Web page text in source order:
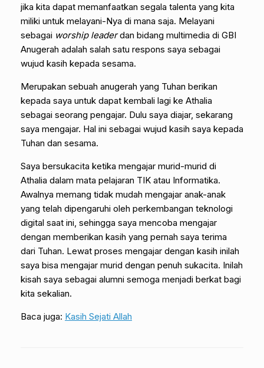
jika kita dapat memanfaatkan segala talenta yang kita
miliki untuk melayani-Nya di mana saja. Melayani
sebagai worship leaderdan bidang multimedia di GBI
Anugerah adalah salah satu respons saya sebagai
wujud kasih kepada sesama.
Merupakan sebuah anugerah yang Tuhan berikan
kepada saya untuk dapat kembali lagi ke Athalia
sebagai seorang pengajar. Dulu saya diajar, sekarang
saya mengajar. Hal ini sebagai wujud kasih saya kepada
Tuhan dan sesama.
Saya bersukacita ketika mengajar murid-murid di
Athalia dalam mata pelajaran TIK atau Informatika.
Awalnya memang tidak mudah mengajar anak-anak
yang telah dipengaruhi oleh perkembangan teknologi
digital saat ini, sehingga saya mencoba mengajar
dengan memberikan kasih yang pernah saya terima
dari Tuhan. Lewat proses mengajar dengan kasih inilah
saya bisa mengajar murid dengan penuh sukacita. Inilah
kisah saya sebagai alumni semoga menjadi berkat bagi
kita sekalian.
Baca juga: Kasih Sejati Allah